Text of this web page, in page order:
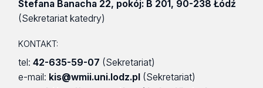
Stefana Banacha 22, pokój: B 201, 90-238 Łódź
(Sekretariat katedry)
KONTAKT:
tel:42-635-59-07 (Sekretariat)
e-mail: kis@wmii.uni.lodz.pl (Sekretariat)